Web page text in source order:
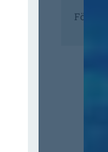
Förderer